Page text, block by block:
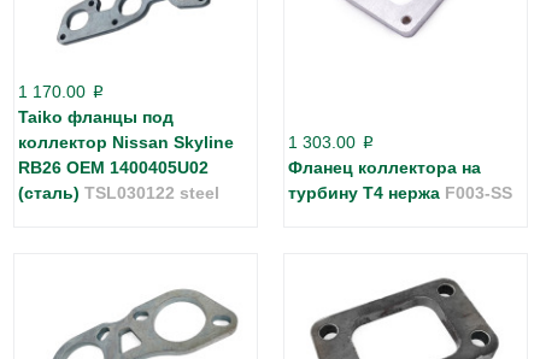
1 170.00 p
Taiko фланцы под
коллектор Nissan Skyline
RB26 OEM 1400405U02
(сталь) TSL030122 steel
1 303.00 p
Фланец коллектора на
турбину Т4 нержа F003-SS